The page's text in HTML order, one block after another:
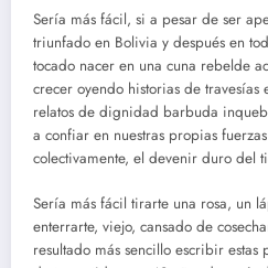
Sería más fácil, si a pesar de ser
triunfado en Bolivia y después en
tocado nacer en una cuna rebelde
crecer oyendo historias de travesías
relatos de dignidad barbuda
a confiar en nuestras propias
colectivamente, el devenir duro del
Sería más fácil tirarte una rosa, un
enterrarte, viejo, cansado de
resultado más sencillo escribir estas